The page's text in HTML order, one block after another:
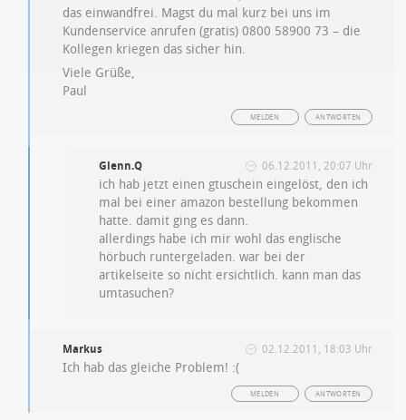
das einwandfrei. Magst du mal kurz bei uns im
Kundenservice anrufen (gratis) 0800 58900 73 – die
Kollegen kriegen das sicher hin.
Viele Grüße,
Paul
ANTWORTEN
MELDEN
Glenn.Q 06.12.2011, 20:07 Uhr
ich hab jetzt einen gtuschein eingelöst, den ich
mal bei einer amazon bestellung bekommen
hatte. damit ging es dann.
allerdings habe ich mir wohl das englische
hörbuch runtergeladen. war bei der
artikelseite so nicht ersichtlich. kann man das
umtasuchen?
Markus 02.12.2011, 18:03 Uhr
Ich hab das gleiche Problem! :(
ANTWORTEN
MELDEN